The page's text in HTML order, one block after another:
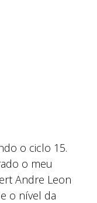
o ciclo 15.
o meu
Andre Leon
o nível da